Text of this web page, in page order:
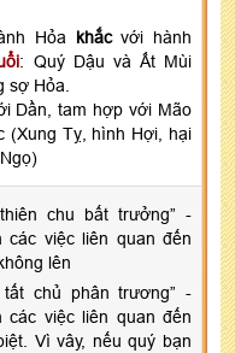
Hỏa khắcvới hành
: Quý Dậu và Ất Mùi
sợ Hỏa.
Dần, tam hợp với Mão
(Xung Tỵ, hình Hợi, hại
chu bất trưởng” -
các việc liên quan đến
lên
chủ phân trương” -
các việc liên quan đến
Vì vây, nếu quý bạn